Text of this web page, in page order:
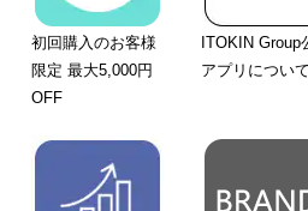
初回購入のお客様
限定 最大5,000円
OFF
ITOKIN Group
アプリについて